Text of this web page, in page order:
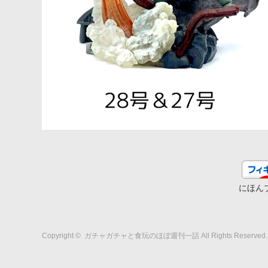
にほん
Copyright © ガチャガチャと食玩のほぼ週刊一話 All Rights Reserved.